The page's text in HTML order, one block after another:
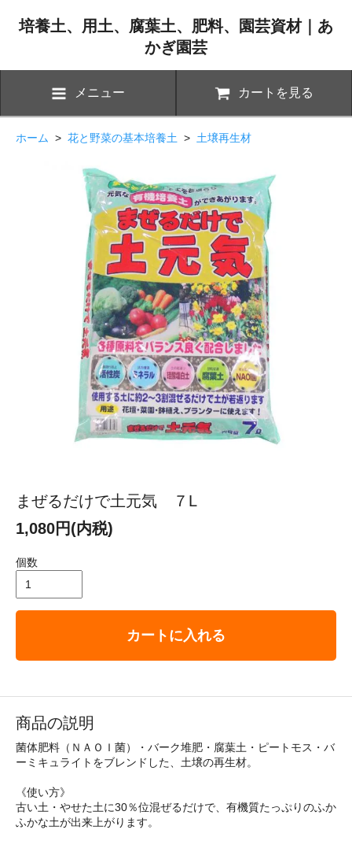
培養土、用土、腐葉土、肥料、園芸資材｜あ
かぎ園芸
メニュー カートを見る
ホーム > 花と野菜の基本培養土 > 土壌再生材
まぜるだけで土元気 ７L
1,080円(内税)
個数
カートに入れる
商品の説明
菌体肥料（ＮＡＯＩ菌）・バーク堆肥・腐葉土・ピートモス・バ
ーミキュライトをブレンドした、土壌の再生材。
《使い方》
古い土・やせた土に30％位混ぜるだけで、有機質たっぷりのふか
ふかな土が出来上がります。